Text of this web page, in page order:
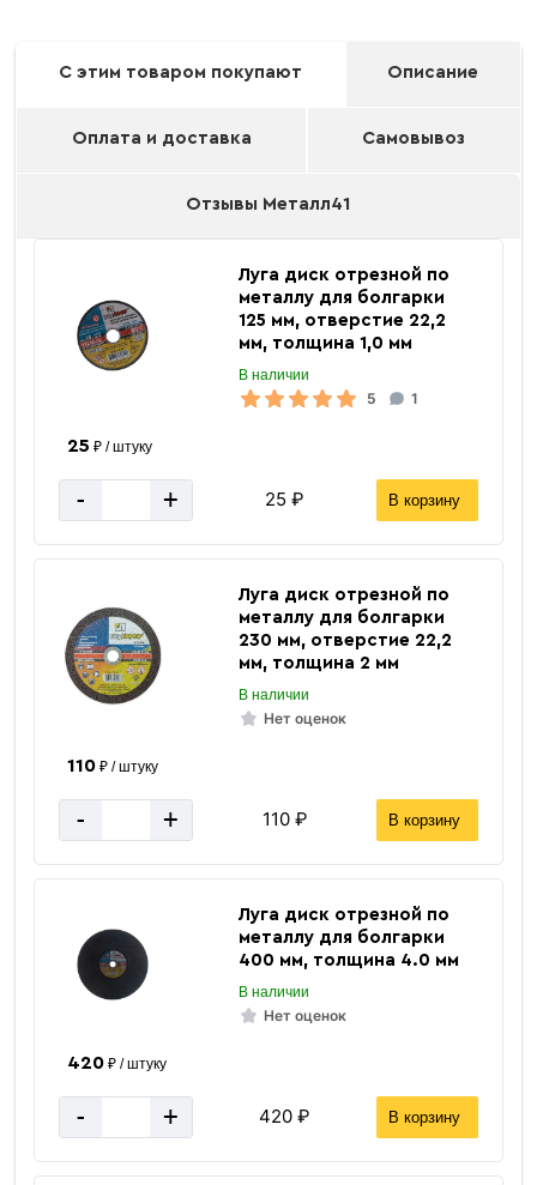
С этим товаром покупают Описание
Оплата и доставка Самовывоз
Отзывы Металл41
Луга диск отрезной по
металлу для болгарки
125 мм, отверстие 22,2
мм, толщина 1,0 мм
В наличии
5 1
25 ₽ / штуку
- + 25 ₽ В корзину
Луга диск отрезной по
металлу для болгарки
230 мм, отверстие 22,2
мм, толщина 2 мм
В наличии
Нет оценок
110₽ / штуку
- + 110 ₽ В корзину
Луга диск отрезной по
металлу для болгарки
400 мм, толщина 4.0 мм
В наличии
Нет оценок
420₽ / штуку
- + 420 ₽ В корзину